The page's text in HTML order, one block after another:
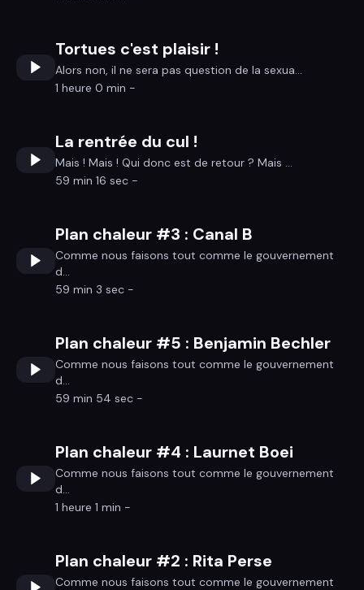
Tortues c'est plaisir !
Alors non, il ne sera pas question de la sexua...
1 heure 0 min -
La rentrée du cul !
Mais ! Mais ! Qui donc est de retour ? Mais ...
59 min 16 sec -
Plan chaleur #3 : Canal B
Comme nous faisons tout comme le gouvernement
d...
59 min 3 sec -
Plan chaleur #5 : Benjamin Bechler
Comme nous faisons tout comme le gouvernement
d...
59 min 54 sec -
Plan chaleur #4 : Laurnet Boei
Comme nous faisons tout comme le gouvernement
d...
1 heure 1 min -
Plan chaleur #2 : Rita Perse
Comme nous faisons tout comme le gouvernement